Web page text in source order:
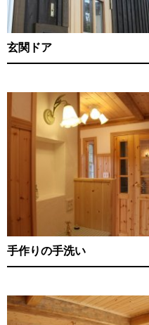
玄関ドア
手作りの手洗い